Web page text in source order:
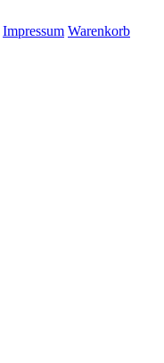
Impressum Warenkorb